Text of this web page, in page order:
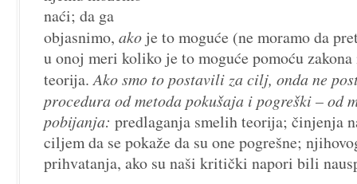
naći; da ga
objasnimo, ako je to moguće (ne moramo da
u onoj meri koliko je to moguće pomoću
teorija.Ako smo to postavili za cilj, onda ne
procedura od metoda pokušaja i pogreški – od
pobijanja: predlaganja smelih teorija; činjenja
ciljem da se pokaže da su one pogrešne;
prihvatanja, ako su naši kritički napori bili